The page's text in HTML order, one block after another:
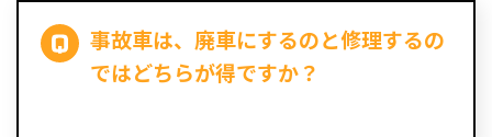
事故車は、廃車にするのと修理するの
ではどちらが得ですか？